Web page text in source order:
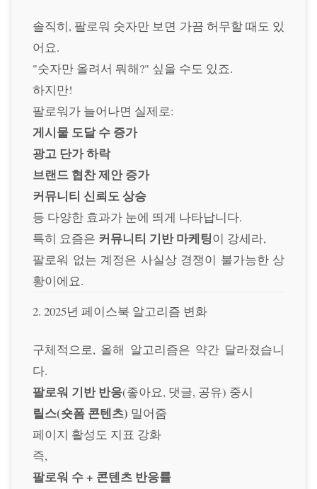
솔직히, 팔로워 숫자만 보면 가끔 허무할 때도 있
어요.
"숫자만 올려서 뭐해?" 싶을 수도 있죠.
하지만!
팔로워가 늘어나면 실제로:
게시물 도달 수 증가
광고 단가 하락
브랜드 협찬 제안 증가
커뮤니티 신뢰도 상승
등 다양한 효과가 눈에 띄게 나타납니다.
특히 요즘은 커뮤니티 기반 마케팅이 강세라,
팔로워 없는 계정은 사실상 경쟁이 불가능한 상
황이에요.
2. 2025년 페이스북 알고리즘 변화
구체적으로, 올해 알고리즘은 약간 달라졌습니
다.
팔로워 기반 반응(좋아요, 댓글, 공유) 중시
릴스(숏폼 콘텐츠) 밀어줌
페이지 활성도 지표 강화
즉,
팔로워 수 + 콘텐츠 반응률